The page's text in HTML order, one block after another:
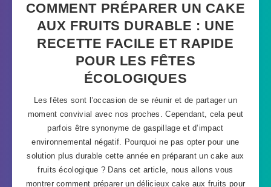
COMMENT PRÉPARER UN CAKE
AUX FRUITS DURABLE : UNE
RECETTE FACILE ET RAPIDE
POUR LES FÊTES
ÉCOLOGIQUES
Les fêtes sont l’occasion de se réunir et de partager un
moment convivial avec nos proches. Cependant, cela peut
parfois être synonyme de gaspillage et d’impact
environnemental négatif. Pourquoi ne pas opter pour une
solution plus durable cette année en préparant un cake aux
fruits écologique ? Dans cet article, nous allons vous
montrer comment préparer un délicieux cake aux fruits pour